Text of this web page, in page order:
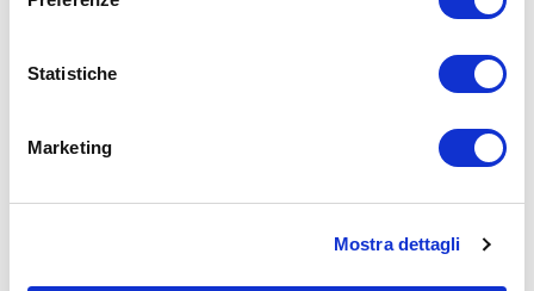
Statistiche
Marketing
Mostra dettagli
Progettazione
BPER Civic Hub:
19